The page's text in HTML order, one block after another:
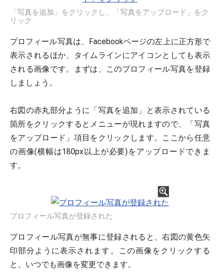
「写真を追加」をクリックし、「写真をアップロード」をク
リック
プロフィール写真は、Facebookページの左上に正方形で
表示されるほか、タイムラインにアイコンとしても表示
される画像です。まずは、このプロフィール写真を登録
しましょう。
右図の赤丸部分ように「写真を追加」と表示されている
箇所をクリックするとメニューが現れますので、「写真
をアップロード」項目をクリックします。ここから任意
の画像(横幅は180px以上が必要)をアップロードできま
す。
プロフィール写真が登録された
プロフィール写真が無事に登録されると、右図の黄色矢
印部分ように表示されます。この画像をクリックする
と、いつでも画像を変更できます。